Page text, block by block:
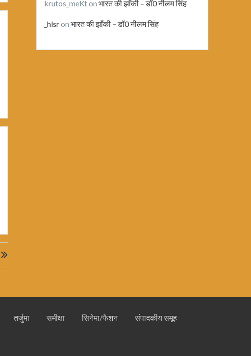
krutos_meKton भारत की झाँकी – डॉ0 नीलम सिंह
_hlsron भारत की झाँकी – डॉ0 नीलम सिंह
तर्जुमा समीक्षा सिनेमा/फैशन संपादकीय समूह